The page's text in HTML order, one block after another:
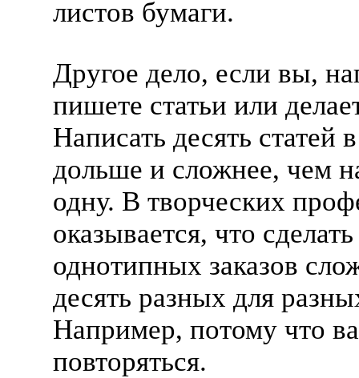
листов бумаги.
Другое дело, если вы,
пишете статьи или
Написать десять статей
дольше и сложнее, чем
одну. В творческих
оказывается, что
однотипных заказов
десять разных для
Например, потому что
повторяться.